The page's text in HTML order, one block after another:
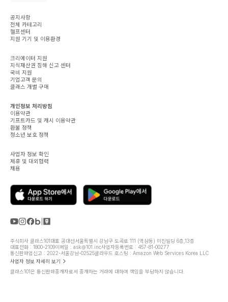
공지사항
전체 카테고리
헬프센터
지원 기기 및 이용환경
크리에이터 지원
지식재산권 침해 신고 센터
국비 지원
기업고객 문의
클래스 개별 구매
개인정보 처리방침
이용약관
기프트카드 및 캐시 이용약관
환불 정책
청소년 보호 정책
사업자 정보 확인
제휴 및 대외협력
채용
주식회사 클래스101대표 공대선서울특별시 강남구 도곡로 111 (역삼동) 미진빌딩 6층,13층
대표전화 : 1800-2109이메일 : ask@101.inc사업자등록번호 : 457-81-00277
통신판매업신고 : 2022-서울강남-02525클라우드 호스팅 : Amazon Web Services Korea LLC
사업자 정보 자세히 보기
클래스101은 통신판매중개자로서 중개하는 거래에 대하여 책임을 부담하지 않습니다.